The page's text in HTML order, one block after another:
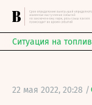
Ситуация на
22 мая 2022, 20:28 /